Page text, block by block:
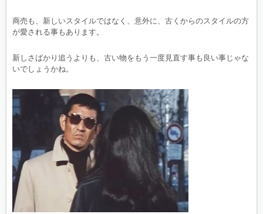
商売も、新しいスタイルではなく、意外に、古くからのスタイルの方
が愛される事もあります。
新しさばかり追うよりも、古い物をもう一度見直す事も良い事じゃな
いでしょうかね。